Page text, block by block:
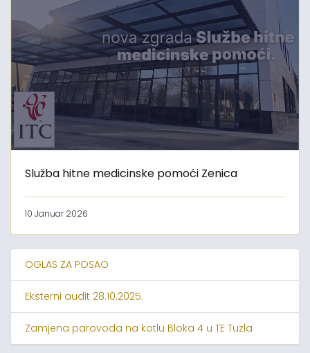
Služba hitne medicinske pomoći Zenica
10 Januar 2026
OGLAS ZA POSAO
Eksterni audit 28.10.2025.
Zamjena parovoda na kotlu Bloka 4 u TE Tuzla